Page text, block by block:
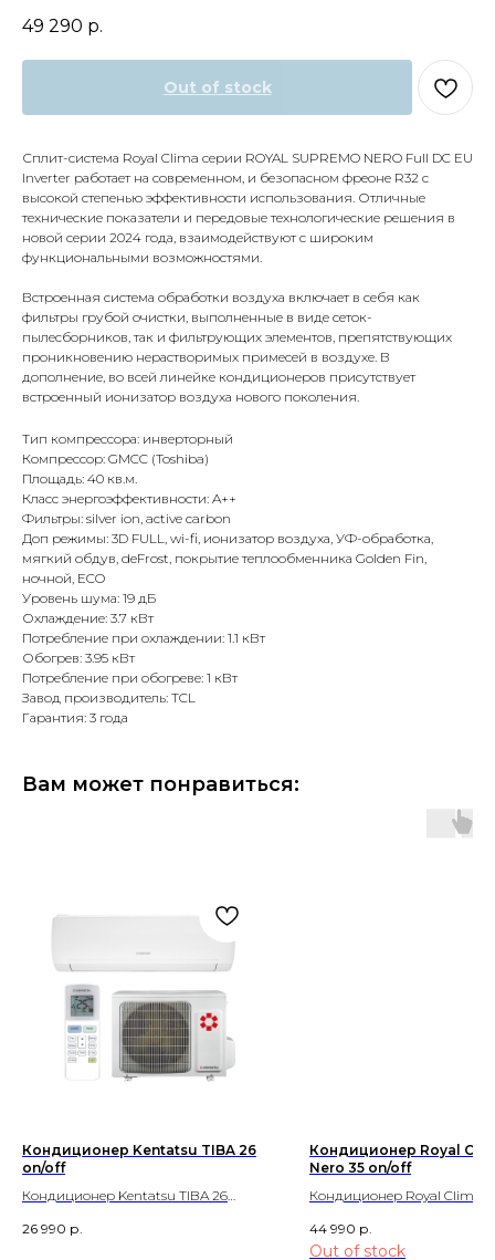
49 290 р.
Out of stock
Сплит-система Royal Clima серии ROYAL SUPREMO NERO Full DC EU
Inverter работает на современном, и безопасном фреоне R32 с
высокой степенью эффективности использования. Отличные
технические показатели и передовые технологические решения в
новой серии 2024 года, взаимодействуют с широким
функциональными возможностями.
Встроенная система обработки воздуха включает в себя как
фильтры грубой очистки, выполненные в виде сеток-
пылесборников, так и фильтрующих элементов, препятствующих
проникновению нерастворимых примесей в воздухе. В
дополнение, во всей линейке кондиционеров присутствует
встроенный ионизатор воздуха нового поколения.
Тип компрессора: инверторный
Компрессор: GMCC (Toshiba)
Площадь: 40 кв.м.
Класс энергоэффективности: A++
Фильтры: silver ion, active carbon
Доп режимы: 3D FULL, wi-fi, ионизатор воздуха, УФ-обработка,
мягкий обдув, deFrost, покрытие теплообменника Golden Fin,
ночной, ECO
Уровень шума: 19 дБ
Охлаждение: 3.7 кВт
Потребление при охлаждении: 1.1 кВт
Обогрев: 3.95 кВт
Потребление при обогреве: 1 кВт
Завод производитель: TCL
Гарантия: 3 года
Вам может понравиться:
Кондиционер Kentatsu TIBA 26
on/off
Кондиционер Kentatsu TIBA 26
26 990 р.
Кондиционер Royal
Nero 35 on/off
Кондиционер Royal Clima
44 990 р.
Out of stock